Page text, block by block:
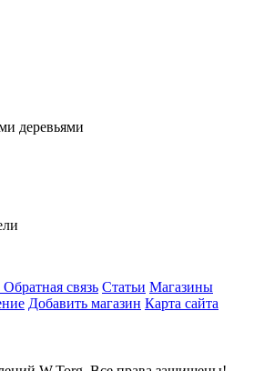
Обратная связь Статьи Магазины
Добавить магазин Карта сайта